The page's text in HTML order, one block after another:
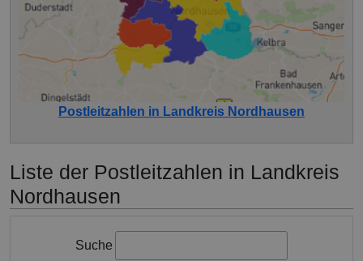
Postleitzahlen in Landkreis Nordhausen
Liste der Postleitzahlen in Landkreis
Nordhausen
Suche